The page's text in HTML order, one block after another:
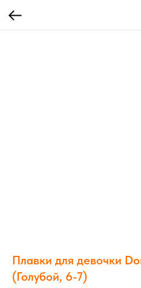
Плавки для девочки
(Голубой, 6-7)